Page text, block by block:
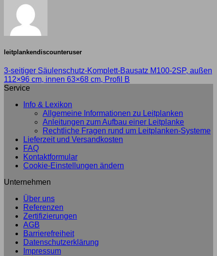
leitplankendiscounteruser
3-seitiger Säulenschutz-Komplett-Bausatz M100-2SP, außen
112×96 cm, innen 63×68 cm, Profil B
Service
Info & Lexikon
Allgemeine Informationen zu Leitplanken
Anleitungen zum Aufbau einer Leitplanke
Rechtliche Fragen rund um Leitplanken-Systeme
Lieferzeit und Versandkosten
FAQ
Kontaktformular
Cookie-Einstellungen ändern
Unternehmen
Über uns
Referenzen
Zertifizierungen
AGB
Barrierefreiheit
Datenschutzerklärung
Impressum